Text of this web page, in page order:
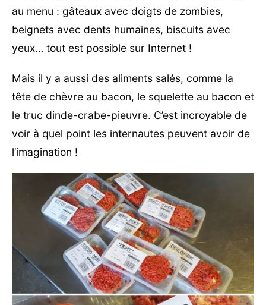
au menu : gâteaux avec doigts de zombies,
beignets avec dents humaines, biscuits avec
yeux… tout est possible sur Internet !
Mais il y a aussi des aliments salés, comme la
tête de chèvre au bacon, le squelette au bacon et
le truc dinde-crabe-pieuvre. C’est incroyable de
voir à quel point les internautes peuvent avoir de
l’imagination !